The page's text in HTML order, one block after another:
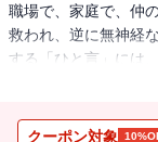
職場で、家庭で、仲
救われ、逆に無神経
する「ひと言」には
人生を送りたいなら
他人を思いやる優し
クーポン対象